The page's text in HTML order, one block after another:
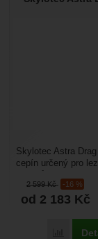
2 599Kč -16 %
od 2 183 Kč
Skylotec Astra Drag
cepín určený pro
nebo